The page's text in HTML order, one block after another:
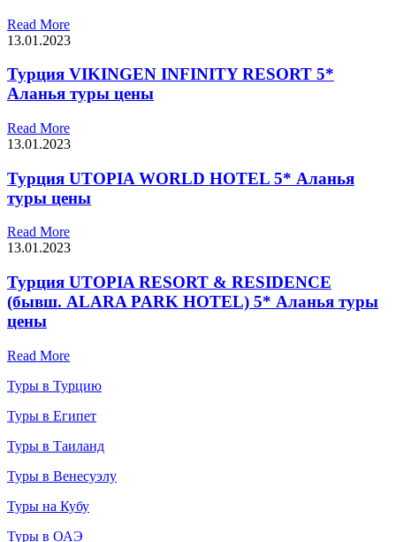
Read More
13.01.2023
Турция VIKINGEN INFINITY RESORT 5*
Аланья туры цены
Read More
13.01.2023
Турция UTOPIA WORLD HOTEL 5* Аланья
туры цены
Read More
13.01.2023
Турция UTOPIA RESORT & RESIDENCE
(бывш. ALARA PARK HOTEL) 5* Аланья туры
цены
Read More
Туры в Турцию
Туры в Египет
Туры в Таиланд
Туры в Венесуэлу
Туры на Кубу
Туры в ОАЭ